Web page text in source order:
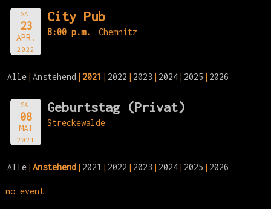
SA.
23
APR.
2022
City Pub
8:00 p.m. Chemnitz
Alle Anstehend 2021 2022 2023 2024 2025 2026
SA.
08
MAI
2021
Geburtstag (Privat)
Streckewalde
Alle Anstehend 2021 2022 2023 2024 2025 2026
no event